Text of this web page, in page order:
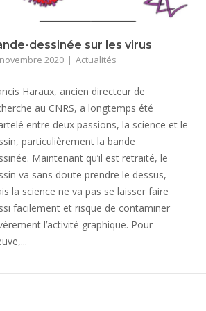
dessinée sur les virus
2020 Actualités
Haraux, ancien directeur de
au CNRS, a longtemps été
entre deux passions, la science et le
particulièrement la bande
Maintenant qu’il est retraité, le
va sans doute prendre le dessus,
la science ne va pas se laisser faire
facilement et risque de contaminer
l’activité graphique. Pour